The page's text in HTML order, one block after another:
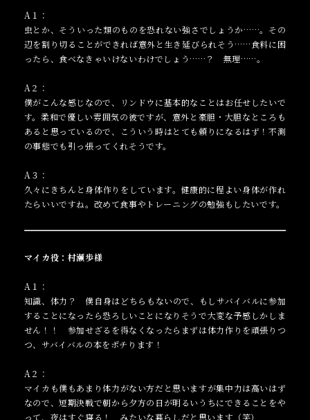
A１：
虫とか、そういった類のものを恐れない強さでしょうか……。その
辺を割り切ることができれば意外と生き延びられそう……食料に困
ったら、食べなきゃいけないわけでしょう……？ 無理……。
A２：
僕がこんな感じなので、リンドウに基本的なことはお任せしたいで
す。柔和で優しい雰囲気の彼ですが、意外と豪胆・大胆なところも
あると思っているので、こういう時はとても頼りになるはず！不測
の事態でも引っ張ってくれそうです。
A３：
久々にきちんと身体作りをしています。健康的に程よい身体が作れ
たらいいですね。改めて食事やトレーニングの勉強もしたいです。
マイカ役：村瀬歩様
A１：
知識、体力？ 僕自身はどちらもないので、もしサバイバルに参加
することになったら恐ろしいことになりそうで大変な予感しかしま
せん！！ 参加せざるを得なくなったらまずは体力作りを頑張りつ
つ、サバイバルの本をポチります！
A２：
マイカも僕もあまり体力がない方だと思いますが集中力は高いはず
なので、短期決戦で朝から夕方の日が明るいうちにできることをや
って、夜はすぐ寝る！ みたいな暮らしだと思います（笑）